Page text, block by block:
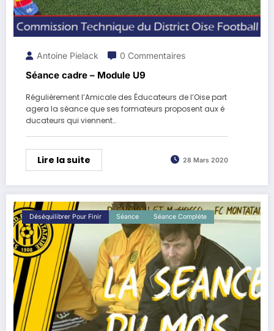
Antoine Pielack 0 Commentaires
Séance cadre – Module U9
Régulièrement l’Amicale des Éducateurs de l’Oise part
agera la séance que ses formateurs proposent aux é
ducateurs qui viennent…
Lire la suite 28 Mars 2020
Déséquilibrer Pour Finir Séance Séance Compléte